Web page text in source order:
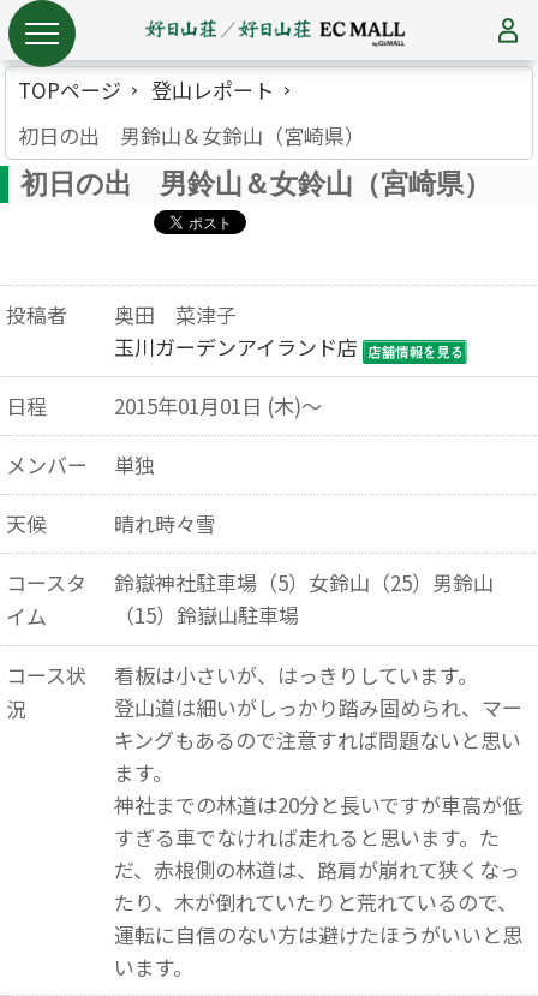
TOPページ
登山レポート
初日の出 男鈴山＆女鈴山（宮崎県）
初日の出 男鈴山＆女鈴山（宮崎県）
投稿者
奥田 菜津子
玉川ガーデンアイランド店
日程
2015年01月01日 (木)～
メンバー
単独
天候
晴れ時々雪
コースタ
イム
鈴嶽神社駐車場（5）女鈴山（25）男鈴山
（15）鈴嶽山駐車場
コース状
況
看板は小さいが、はっきりしています。
登山道は細いがしっかり踏み固められ、マー
キングもあるので注意すれば問題ないと思い
ます。
神社までの林道は20分と長いですが車高が低
すぎる車でなければ走れると思います。た
だ、赤根側の林道は、路肩が崩れて狭くなっ
たり、木が倒れていたりと荒れているので、
運転に自信のない方は避けたほうがいいと思
います。